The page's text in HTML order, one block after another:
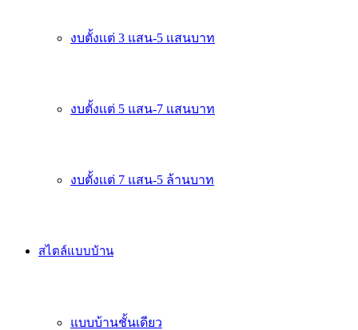
งบตั้งเเต่ 3 แสน-5 เเสนบาท
งบตั้งเเต่ 5 แสน-7 เเสนบาท
งบตั้งเเต่ 7 แสน-5 ล้านบาท
สไตล์แบบบ้าน
แบบบ้านชั้นเดียว